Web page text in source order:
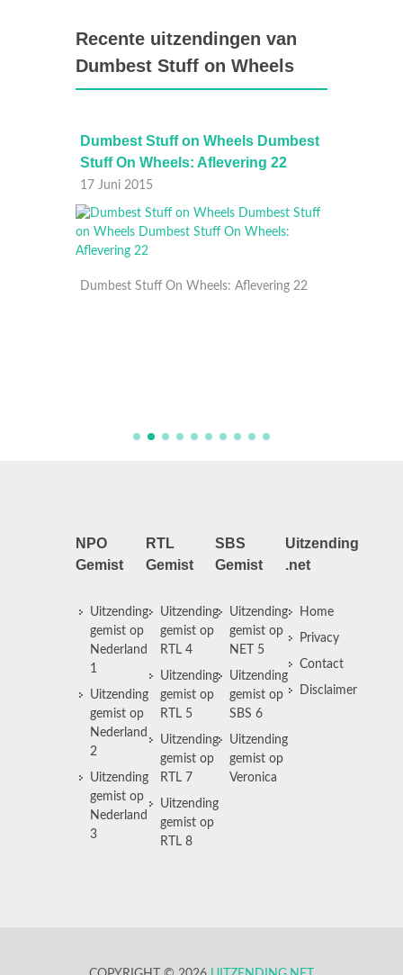
Recente uitzendingen van
Dumbest Stuff on Wheels
Dumbest Stuff on Wheels Dumbest
Stuff On Wheels: Aflevering 22
17 Juni 2015
Dumbest Stuff On Wheels: Aflevering 22
NPO
Gemist
Uitzending
gemist op
Nederland
1
Uitzending
gemist op
Nederland
2
Uitzending
gemist op
Nederland
3
RTL
Gemist
Uitzending
gemist op
RTL 4
Uitzending
gemist op
RTL 5
Uitzending
gemist op
RTL 7
Uitzending
gemist op
RTL 8
SBS
Gemist
Uitzending
gemist op
NET 5
Uitzending
gemist op
SBS 6
Uitzending
gemist op
Veronica
Uitzending
.net
Home
Privacy
Contact
Disclaimer